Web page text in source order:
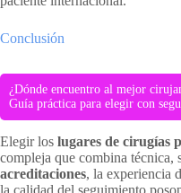
Conclusión
¿Dónde encuentro al mejor
Guía práctica para elegir con
Elegir los lugares de cirugías
compleja que combina técnica,
acreditaciones, la experiencia
la calidad del seguimiento